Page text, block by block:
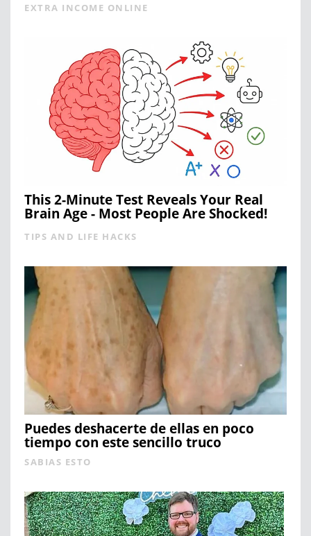
EXTRA INCOME ONLINE
This 2-Minute Test Reveals Your Real
Brain Age - Most People Are Shocked!
TIPS AND LIFE HACKS
Puedes deshacerte de ellas en poco
tiempo con este sencillo truco
SABIAS ESTO